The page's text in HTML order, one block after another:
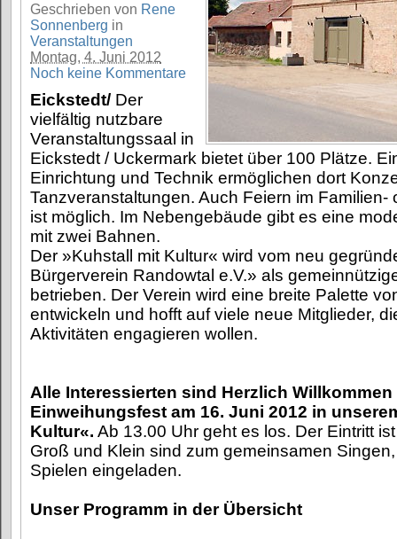
Geschrieben von Rene
Sonnenberg in
Veranstaltungen
Montag, 4. Juni 2012
Noch keine Kommentare
Eickstedt/ Der
vielfältig nutzbare
Veranstaltungssaal in
Eickstedt / Uckermark bietet über 100 Plätze.
Einrichtung und Technik ermöglichen dort
Tanzveranstaltungen. Auch Feiern im Familien-
ist möglich. Im Nebengebäude gibt es eine
mit zwei Bahnen.
Der »Kuhstall mit Kultur« wird vom neu
Bürgerverein Randowtal e.V.» als
betrieben. Der Verein wird eine breite Palette
entwickeln und hofft auf viele neue Mitglieder,
Aktivitäten engagieren wollen.
Alle Interessierten sind Herzlich Willkommen
Einweihungsfest am 16. Juni 2012 in
Kultur«. Ab 13.00 Uhr geht es los. Der Eintritt
Groß und Klein sind zum gemeinsamen
Spielen eingeladen.
Unser Programm in der Übersicht